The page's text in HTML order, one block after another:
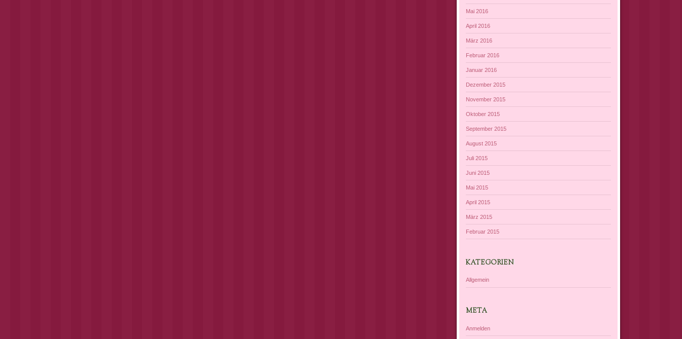
Mai 2016
April 2016
März 2016
Februar 2016
Januar 2016
Dezember 2015
November 2015
Oktober 2015
September 2015
August 2015
Juli 2015
Juni 2015
Mai 2015
April 2015
März 2015
Februar 2015
KATEGORIEN
Allgemein
META
Anmelden